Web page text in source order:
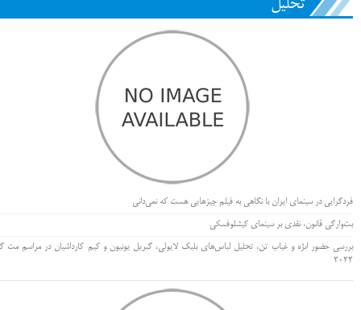
تحلیل
فردگرایی در سینمای ایران با نگاهی به فیلم چیزهایی هست که نمی‌دانی
بت‌وارگی قانون، نقدی بر سینمای کیشلوفسکی
بررسی حضور ابژه و غیاب تن، تحلیل لباس‌های بلیک لایولی، گبریل یونیون و کیم کارداشیان در مراسم مت
۲۰۲۲